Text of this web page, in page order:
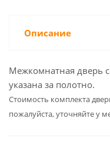
Описание
Межкомнатная дверь
указана за полотно.
Cтоимость комплекта
пожалуйста, уточняйте у